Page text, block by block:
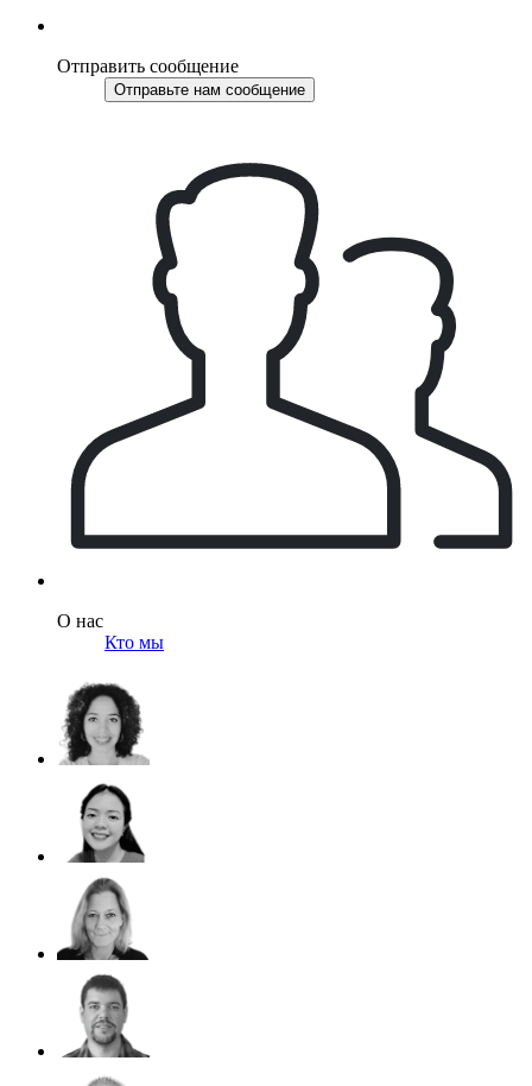
Отправить сообщение
Отправьте нам сообщение
О нас
Кто мы